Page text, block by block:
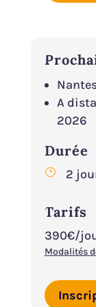
A
2026
Durée
} 2
Tarifs
390€/
Modalités